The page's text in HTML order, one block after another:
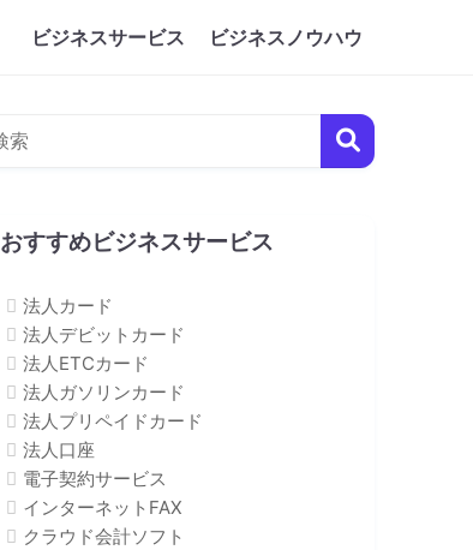
ビジネスサービス ビジネスノウハウ
おすすめビジネスサービス
法人カード
法人デビットカード
法人ETCカード
法人ガソリンカード
法人プリペイドカード
法人口座
電子契約サービス
インターネットFAX
クラウド会計ソフト